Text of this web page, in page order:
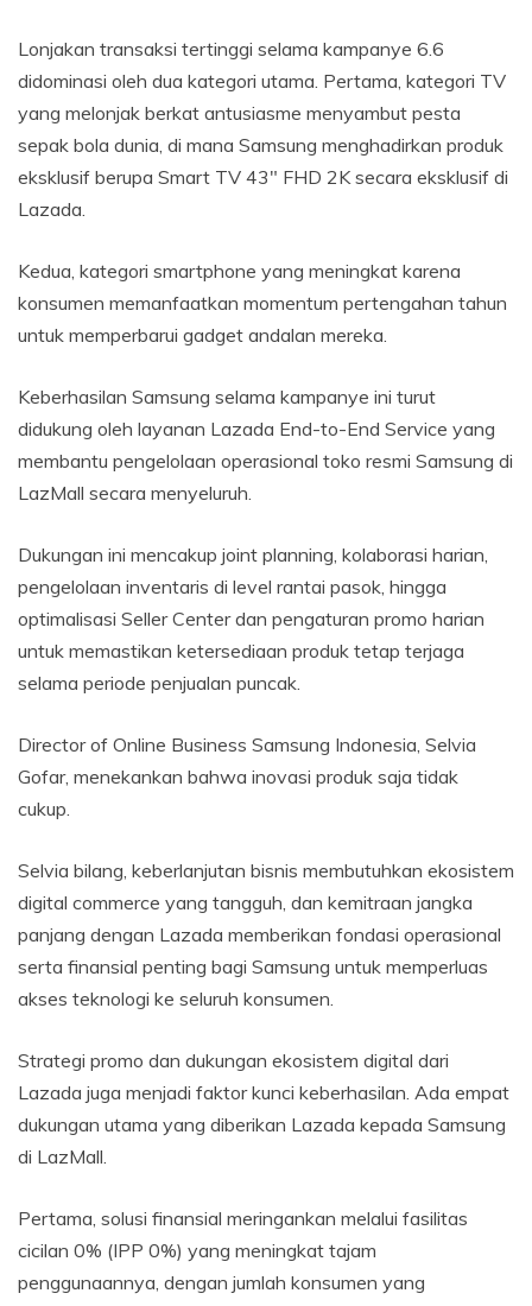
Lonjakan transaksi tertinggi selama kampanye 6.6
didominasi oleh dua kategori utama. Pertama, kategori TV
yang melonjak berkat antusiasme menyambut pesta
sepak bola dunia, di mana Samsung menghadirkan produk
eksklusif berupa Smart TV 43″ FHD 2K secara eksklusif di
Lazada.
Kedua, kategori smartphone yang meningkat karena
konsumen memanfaatkan momentum pertengahan tahun
untuk memperbarui gadget andalan mereka.
Keberhasilan Samsung selama kampanye ini turut
didukung oleh layanan Lazada End-to-End Service yang
membantu pengelolaan operasional toko resmi Samsung di
LazMall secara menyeluruh.
Dukungan ini mencakup joint planning, kolaborasi harian,
pengelolaan inventaris di level rantai pasok, hingga
optimalisasi Seller Center dan pengaturan promo harian
untuk memastikan ketersediaan produk tetap terjaga
selama periode penjualan puncak.
Director of Online Business Samsung Indonesia, Selvia
Gofar, menekankan bahwa inovasi produk saja tidak
cukup.
Selvia bilang, keberlanjutan bisnis membutuhkan ekosistem
digital commerce yang tangguh, dan kemitraan jangka
panjang dengan Lazada memberikan fondasi operasional
serta finansial penting bagi Samsung untuk memperluas
akses teknologi ke seluruh konsumen.
Strategi promo dan dukungan ekosistem digital dari
Lazada juga menjadi faktor kunci keberhasilan. Ada empat
dukungan utama yang diberikan Lazada kepada Samsung
di LazMall.
Pertama, solusi finansial meringankan melalui fasilitas
cicilan 0% (IPP 0%) yang meningkat tajam
penggunaannya, dengan jumlah konsumen yang